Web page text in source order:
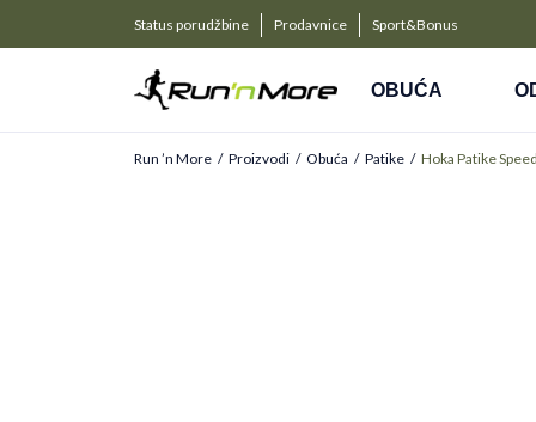
Status porudžbine Prodavnice Sport&Bonus
PLAĆANJE NA RATE
Kreditnim karticama BANCA INTESA platite na 9 rata
OBUĆA
Run ’n More Proizvodi Obuća Patike Hoka Patike